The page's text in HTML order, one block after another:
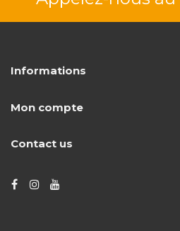
Informations
Mon compte
Contact us